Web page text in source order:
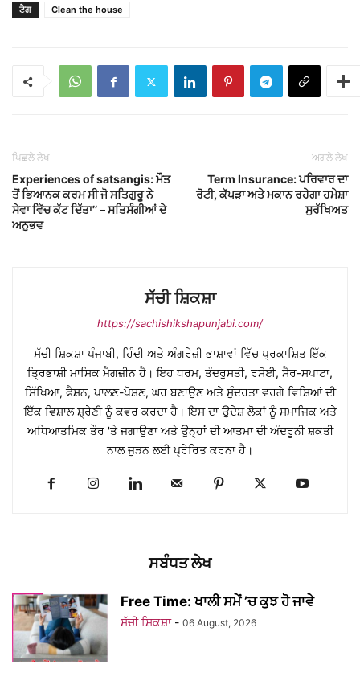
ਟੈਗ Clean the house
ਪਿਛਲੇ ਲੇਖ
Experiences of satsangis: ਮੌਤ
ਤੋਂ ਭਿਆਨਕ ਕਰਮ ਸੀ ਜੋ ਸਤਿਗੁਰੂ ਨੇ
ਸੇਵਾ ਵਿੱਚ ਕੱਟ ਦਿੱਤਾ’’ – ਸਤਿਸੰਗੀਆਂ ਦੇ
ਅਨੁਭਵ
ਅਗਲੇ ਲੇਖ
Term Insurance: ਪਰਿਵਾਰ ਦਾ
ਰੋਟੀ, ਕੱਪੜਾ ਅਤੇ ਮਕਾਨ ਰਹੇਗਾ ਹਮੇਸ਼ਾ
ਸੁਰੱਖਿਅਤ
ਸੱਚੀ ਸ਼ਿਕਸ਼ਾ
https://sachishikshapunjabi.com/
ਸੱਚੀ ਸ਼ਿਕਸ਼ਾ ਪੰਜਾਬੀ, ਹਿੰਦੀ ਅਤੇ ਅੰਗਰੇਜ਼ੀ ਭਾਸ਼ਾਵਾਂ ਵਿੱਚ ਪ੍ਰਕਾਸ਼ਿਤ ਇੱਕ
ਤ੍ਰਿਭਾਸ਼ੀ ਮਾਸਿਕ ਮੈਗਜ਼ੀਨ ਹੈ। ਇਹ ਧਰਮ, ਤੰਦਰੁਸਤੀ, ਰਸੋਈ, ਸੈਰ-ਸਪਾਟਾ,
ਸਿੱਖਿਆ, ਫੈਸ਼ਨ, ਪਾਲਣ-ਪੋਸ਼ਣ, ਘਰ ਬਣਾਉਣ ਅਤੇ ਸੁੰਦਰਤਾ ਵਰਗੇ ਵਿਸ਼ਿਆਂ ਦੀ
ਇੱਕ ਵਿਸ਼ਾਲ ਸ਼੍ਰੇਣੀ ਨੂੰ ਕਵਰ ਕਰਦਾ ਹੈ। ਇਸ ਦਾ ਉਦੇਸ਼ ਲੋਕਾਂ ਨੂੰ ਸਮਾਜਿਕ ਅਤੇ
ਅਧਿਆਤਮਿਕ ਤੌਰ 'ਤੇ ਜਗਾਉਣਾ ਅਤੇ ਉਨ੍ਹਾਂ ਦੀ ਆਤਮਾ ਦੀ ਅੰਦਰੂਨੀ ਸ਼ਕਤੀ
ਨਾਲ ਜੁੜਨ ਲਈ ਪ੍ਰੇਰਿਤ ਕਰਨਾ ਹੈ।
ਸਬੰਧਤ ਲੇਖ
Free Time: ਖਾਲੀ ਸਮੇਂ ’ਚ ਕੁਝ ਹੋ ਜਾਵੇ
ਸੱਚੀ ਸ਼ਿਕਸ਼ਾ - 06 August, 2026